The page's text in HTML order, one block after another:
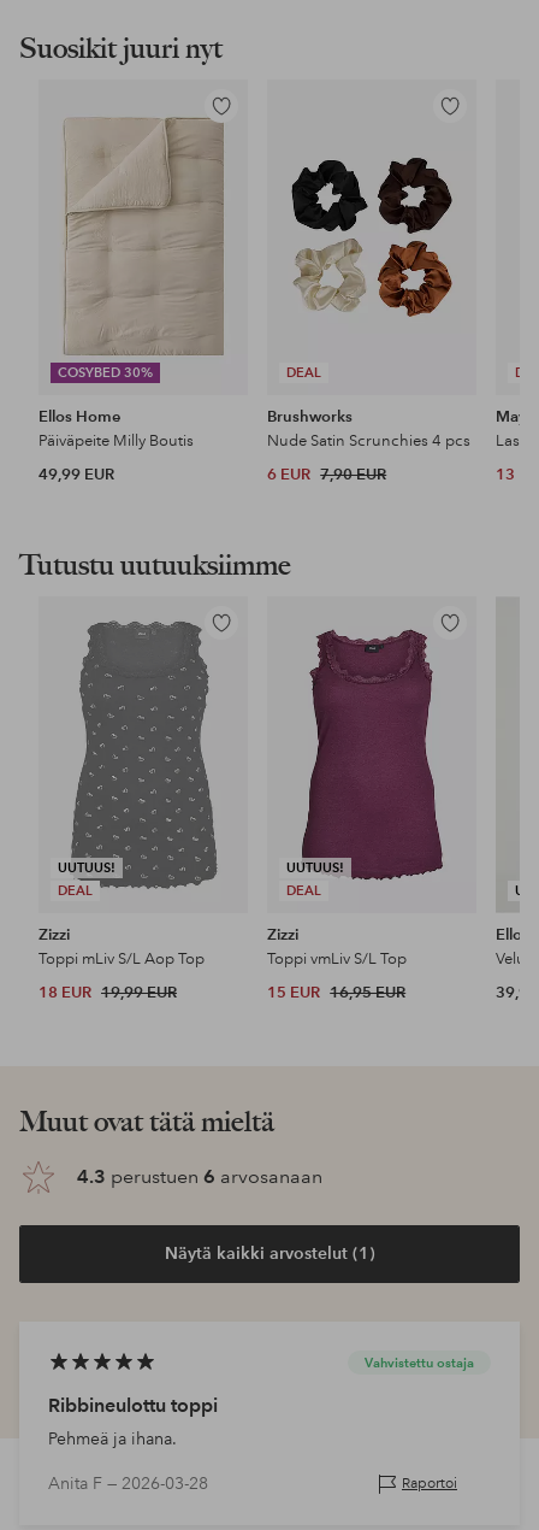
Suosikit juuri nyt
COSYBED 30%
Lisää
Ellos Home
Päiväpeite Milly Boutis
49,99 EUR
DEAL
Lisää
Brushworks
Nude Satin Scrunchies 4 pcs
6 EUR 7,90 EUR 13
Tutustu uutuuksiimme
UUTUUS!
DEAL
Lisää
Zizzi
Toppi mLiv S/L Aop Top
18 EUR 19,99 EUR
UUTUUS!
DEAL
Lisää
Zizzi
Toppi vmLiv S/L Top
15 EUR 16,95 EUR
Ellos
39,99
Muut ovat tätä mieltä
4.3 perustuen 6 arvosanaan
Näytä kaikki arvostelut (1)
Vahvistettu ostaja
Ribbineulottu toppi
Pehmeä ja ihana.
Anita F — 2026-03-28 Raportoi